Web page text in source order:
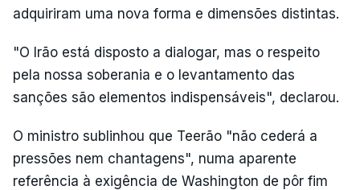
adquiriram uma nova forma e dimensões distintas.
"O Irão está disposto a dialogar, mas o respeito
pela nossa soberania e o levantamento das
sanções são elementos indispensáveis", declarou.
O ministro sublinhou que Teerão "não cederá a
pressões nem chantagens", numa aparente
referência à exigência de Washington de pôr fim